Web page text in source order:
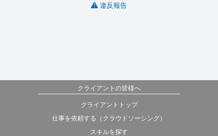
違反報告
クライアントの皆様へ
クライアントトップ
仕事を依頼する（クラウドソーシング）
スキルを探す